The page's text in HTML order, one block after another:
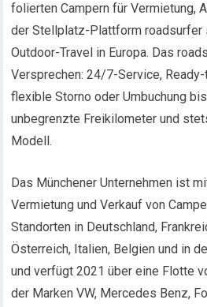
folierten Campern für Vermietung,
der Stellplatz-Plattform roadsurfer
Outdoor-Travel in Europa. Das
Versprechen: 24/7-Service,
flexible Storno oder Umbuchung
unbegrenzte Freikilometer und
Modell.
Das Münchener Unternehmen ist
Vermietung und Verkauf von
Standorten in Deutschland,
Österreich, Italien, Belgien und in
und verfügt 2021 über eine Flotte
der Marken VW, Mercedes Benz,